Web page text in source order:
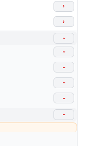
›
›
›
›
›
›
›
›